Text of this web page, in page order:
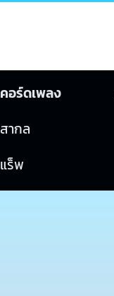
คอร์ดเพลง
สากล
แร็พ